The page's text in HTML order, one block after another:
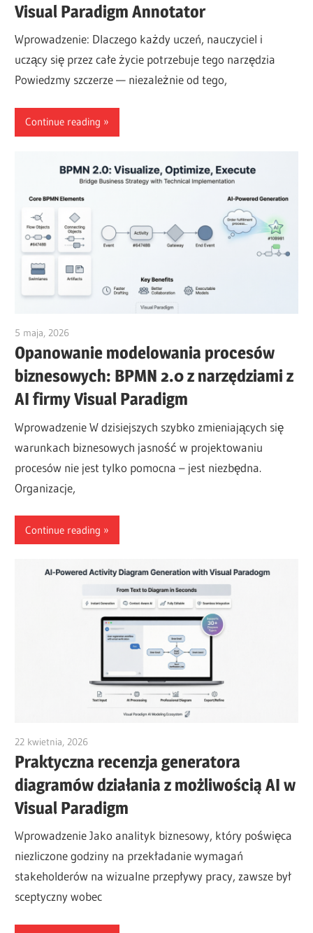
Visual Paradigm Annotator
Wprowadzenie: Dlaczego każdy uczeń, nauczyciel i
uczący się przez całe życie potrzebuje tego narzędzia
Powiedzmy szczerze — niezależnie od tego,
Continue reading
5 maja, 2026
Opanowanie modelowania procesów
biznesowych: BPMN 2.0 z narzędziami z
AI firmy Visual Paradigm
Wprowadzenie W dzisiejszych szybko zmieniających się
warunkach biznesowych jasność w projektowaniu
procesów nie jest tylko pomocna – jest niezbędna.
Organizacje,
Continue reading
22 kwietnia, 2026
Praktyczna recenzja generatora
diagramów działania z możliwością AI w
Visual Paradigm
Wprowadzenie Jako analityk biznesowy, który poświęca
niezliczone godziny na przekładanie wymagań
stakeholderów na wizualne przepływy pracy, zawsze był
sceptyczny wobec